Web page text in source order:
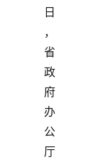
日
，
省
政
府
办
公
厅